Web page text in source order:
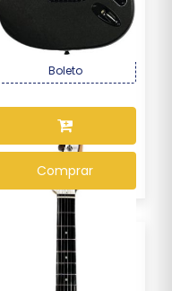
R$ 2.169,00
OU R$ 2.017,17 no PIX ou
Boleto
Comprar